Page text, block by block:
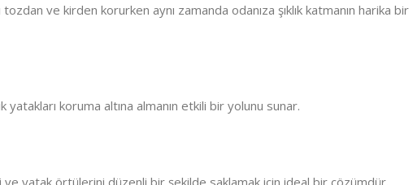
ve kirden korurken aynı zamanda odanıza şıklık katmanın harika bir
koruma altına almanın etkili bir yolunu sunar.
yatak örtülerini düzenli bir şekilde saklamak için ideal bir çözümdür.